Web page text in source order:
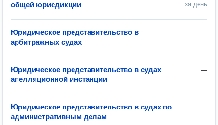
за день
общей юрисдикции
—
Юридическое представительство в
арбитражных судах
—
Юридическое представительство в судах
апелляционной инстанции
—
Юридическое представительство в судах по
административным делам